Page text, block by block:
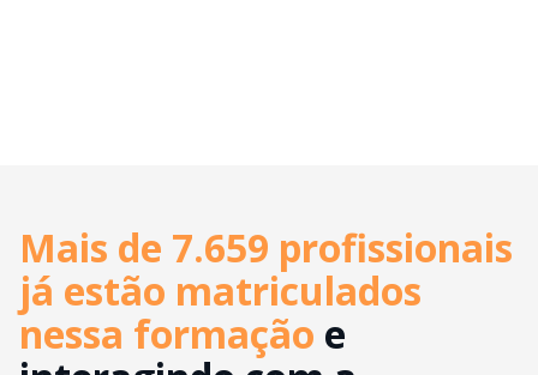
Mais de 7.659 profissionais
já estão matriculados
nessa formação e